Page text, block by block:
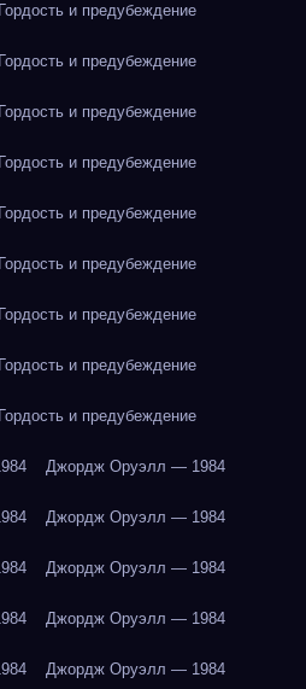
и предубеждение
и предубеждение
и предубеждение
и предубеждение
и предубеждение
и предубеждение
и предубеждение
и предубеждение
и предубеждение
Джордж Оруэлл — 1984
Джордж Оруэлл — 1984
Джордж Оруэлл — 1984
Джордж Оруэлл — 1984
Джордж Оруэлл — 1984